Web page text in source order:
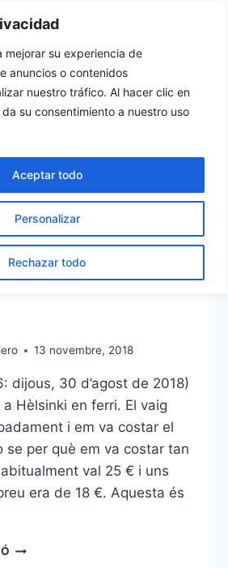
mejorar su experiencia de
anuncios o contenidos
nuestro tráfico. Al hacer clic en
su consentimiento a nuestro uso
Personalizar
Rechazar todo
Aceptar todo
Viajero
13 novembre, 2018
dijous, 30 d’agost de 2018)
Hèlsinki en ferri. El vaig
i em va costar el
se per què em va costar tan
val 25 € i uns
era de 18 €. Aquesta és
HÈLSINKI